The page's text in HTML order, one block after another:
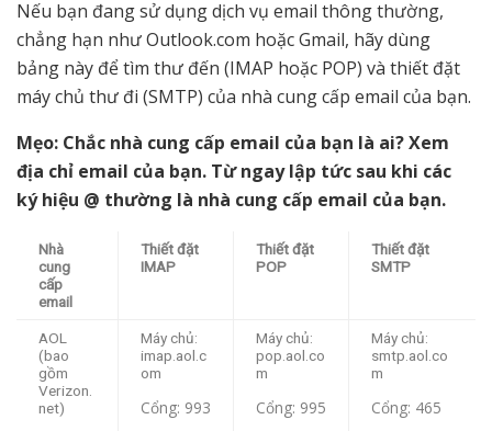
Nếu bạn đang sử dụng dịch vụ email thông thường,
chẳng hạn như Outlook.com hoặc Gmail, hãy dùng
bảng này để tìm thư đến (IMAP hoặc POP) và thiết đặt
máy chủ thư đi (SMTP) của nhà cung cấp email của bạn.
Mẹo: Chắc nhà cung cấp email của bạn là ai? Xem
địa chỉ email của bạn. Từ ngay lập tức sau khi các
ký hiệu @ thường là nhà cung cấp email của bạn.
Nhà
cung
cấp
email
Thiết đặt
IMAP
Thiết đặt
POP
Thiết đặt
SMTP
AOL
(bao
gồm
Verizon.
net)
Máy chủ:
imap.aol.c
om
Cổng: 993
Máy chủ:
pop.aol.co
m
Cổng: 995
Máy chủ:
smtp.aol.co
m
Cổng: 465